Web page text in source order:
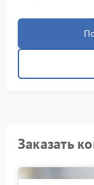
Заказать